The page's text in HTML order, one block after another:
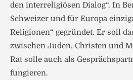
den interreligiösen Dialog“. In
Schweizer und für Europa
Religionen“ gegründet. Er soll
zwischen Juden, Christen und
Rat solle auch als
fungieren.